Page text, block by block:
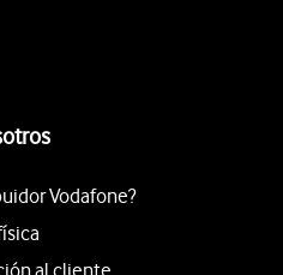
Vodafone?
al cliente